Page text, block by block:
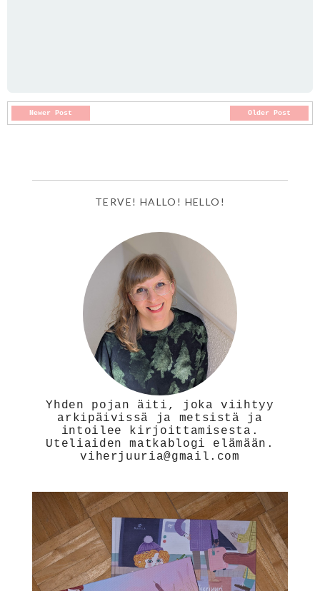
Newer Post Older Post
TERVE! HALLO! HELLO!
Yhden pojan äiti, joka viihtyy
arkipäivissä ja metsistä ja
intoilee kirjoittamisesta.
Uteliaiden matkablogi elämään.
viherjuuria@gmail.com